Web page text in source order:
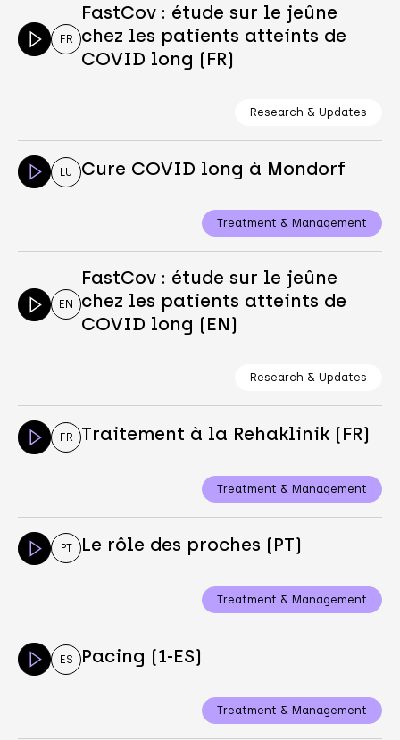
FR
FastCov : étude sur le jeûne
chez les patients atteints de
COVID long (FR)
Research & Updates
LU Cure COVID long à Mondorf
Treatment & Management
EN
FastCov : étude sur le jeûne
chez les patients atteints de
COVID long (EN)
Research & Updates
FR Traitement à la Rehaklinik (FR)
Treatment & Management
PT Le rôle des proches (PT)
Treatment & Management
ES Pacing (1-ES)
Treatment & Management